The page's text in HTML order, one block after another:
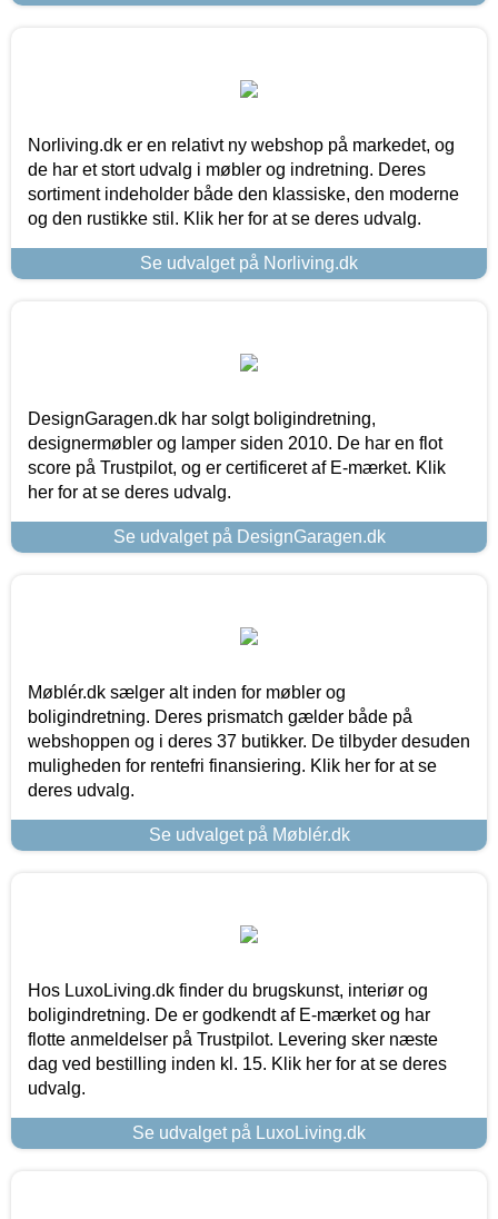
Norliving.dk er en relativt ny webshop på markedet, og
de har et stort udvalg i møbler og indretning. Deres
sortiment indeholder både den klassiske, den moderne
og den rustikke stil. Klik her for at se deres udvalg.
Se udvalget på Norliving.dk
DesignGaragen.dk har solgt boligindretning,
designermøbler og lamper siden 2010. De har en flot
score på Trustpilot, og er certificeret af E-mærket. Klik
her for at se deres udvalg.
Se udvalget på DesignGaragen.dk
Møblér.dk sælger alt inden for møbler og
boligindretning. Deres prismatch gælder både på
webshoppen og i deres 37 butikker. De tilbyder desuden
muligheden for rentefri finansiering. Klik her for at se
deres udvalg.
Se udvalget på Møblér.dk
Hos LuxoLiving.dk finder du brugskunst, interiør og
boligindretning. De er godkendt af E-mærket og har
flotte anmeldelser på Trustpilot. Levering sker næste
dag ved bestilling inden kl. 15. Klik her for at se deres
udvalg.
Se udvalget på LuxoLiving.dk